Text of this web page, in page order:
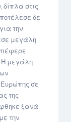
δίπλα στις
δε
την
μεγάλη
Η μεγάλη
Ευρώπης σε
της
ξανά
την